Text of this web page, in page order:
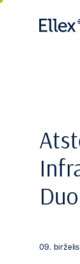
09.